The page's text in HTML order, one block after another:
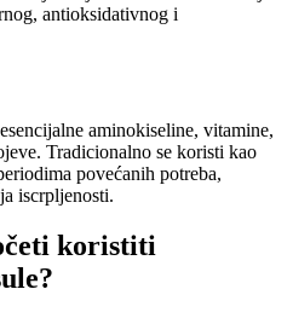
antioksidativnog i
aminokiseline, vitamine,
Tradicionalno se koristi kao
povećanih potreba,
iscrpljenosti.
koristiti